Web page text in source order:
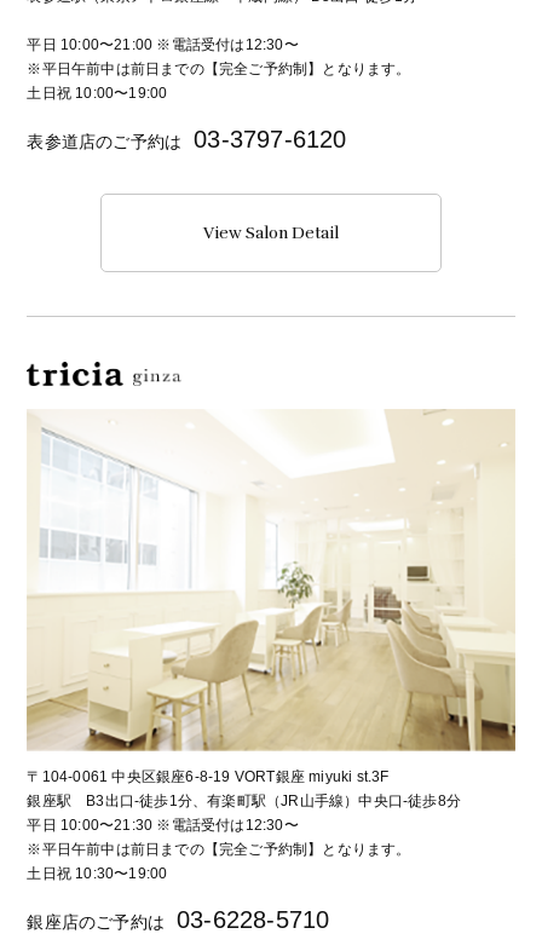
平日 10:00〜21:00 ※電話受付は12:30〜
※平日午前中は前日までの【完全ご予約制】となります。
土日祝 10:00〜19:00
表参道店のご予約は 03-3797-6120
View Salon Detail
〒104-0061 中央区銀座6-8-19 VORT銀座 miyuki st.3F
銀座駅 B3出口-徒歩1分、有楽町駅（JR山手線）中央口-徒歩8分
平日 10:00〜21:30 ※電話受付は12:30〜
※平日午前中は前日までの【完全ご予約制】となります。
土日祝 10:30〜19:00
銀座店のご予約は 03-6228-5710